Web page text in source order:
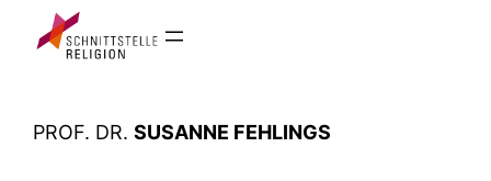
Inhalt
PROF. DR.SUSANNE FEHLINGS